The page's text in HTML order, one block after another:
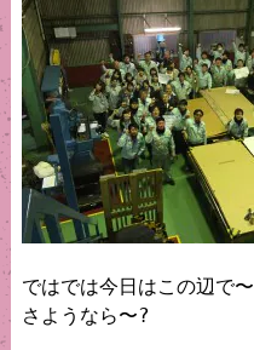
ではでは今日はこの辺で〜
さようなら〜?